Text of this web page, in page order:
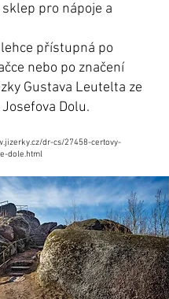
pro nápoje a
přístupná po
nebo po značení
Gustava Leutelta ze
Dolu.
dr-cs/27458-certovy-
dole.html